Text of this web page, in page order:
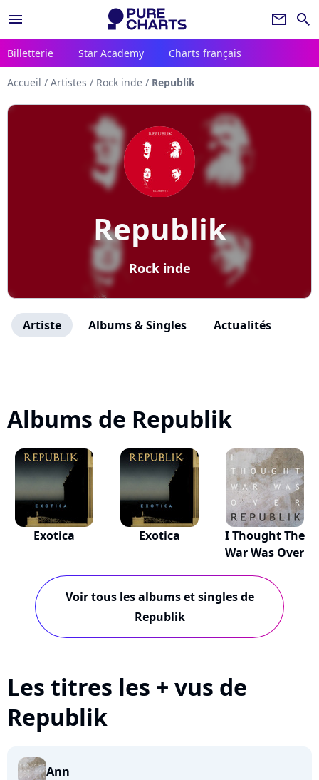
menu newsletter search
Billetterie Star Academy Charts français
Accueil / Artistes / Rock inde / Republik
Republik
Rock inde
Artiste Albums & Singles Actualités
Albums de Republik
Exotica Exotica
I Thought The
War Was Over
Voir tous les albums et singles de
Republik
Les titres les + vus de
Republik
Ann